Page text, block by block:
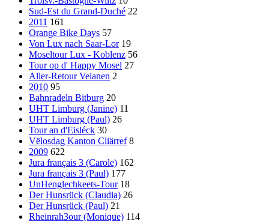
Sud-Est du Grand-Duché 22
2011 161
Orange Bike Days 57
Von Lux nach Saar-Lor 19
Moseltour Lux - Koblenz 56
Tour op d' Happy Mosel 27
Aller-Retour Veianen 2
2010 95
Bahnradeln Bitburg 20
UHT Limburg (Janine) 11
UHT Limburg (Paul) 26
Tour an d'Eisléck 30
Vëlosdag Kanton Cliärref 8
2009 622
Jura français 3 (Carole) 162
Jura français 3 (Paul) 177
UnHenglechkeets-Tour 18
Der Hunsrück (Claudia) 26
Der Hunsrück (Paul) 21
Rheinrah3our (Monique) 114